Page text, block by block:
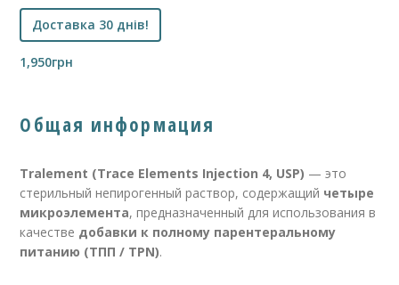
Доставка 30 днів!
1,950грн
Общая информация
Tralement (Trace Elements Injection 4, USP) — это
стерильный непирогенный раствор, содержащий четыре
микроэлемента, предназначенный для использования в
качестве добавки к полному парентеральному
питанию (ТПП / TPN).